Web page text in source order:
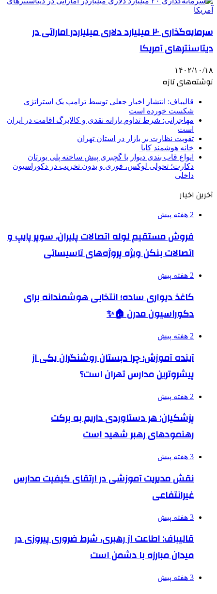
سرمایه‌گذاری ۲۰ میلیارد دلاری میلیاردر اماراتی در
دیتاسنترهای آمریکا
۱۴۰۲/۱۰/۱۸
نوشته‌های تازه
قالیباف: انتشار اخبار جعلی توسط ترامپ یک استراتژی
شکست خورده است
مهاجرانی: شرط تداوم یارانه نقدی و کالابرگ اقامت در ایران
است
تقویت نظارت بر بازار در استان تهران
خانه هوشمند کایا
انواع قاب بندی دیوار با گچبری پیش ساخته پلی یورتان
دکارت؛ تحولی لوکس، فوری و بدون تخریب در دکوراسیون
داخلی
آخرین اخبار
2 هفته پیش
فروش مستقیم لوله اتصالات پلیران، سوپر پایپ و
اتصالات بنکن ویژه پروژه‌های تاسیساتی
2 هفته پیش
کاغذ دیواری ساده؛ انتخابی هوشمندانه برای
دکوراسیون مدرن 🏠✨
2 هفته پیش
آینده آموزش؛ چرا دبستان روشنگران یکی از
پیشروترین مدارس تهران است؟
2 هفته پیش
پزشکیان: هر دستاوردی داریم به برکت
رهنمودهای رهبر شهید است
3 هفته پیش
نقش مدیریت آموزشی در ارتقای کیفیت مدارس
غیرانتفاعی
3 هفته پیش
قالیباف: اطاعت از رهبری، شرط ضروری پیروزی در
میدان مبارزه با دشمن است
3 هفته پیش